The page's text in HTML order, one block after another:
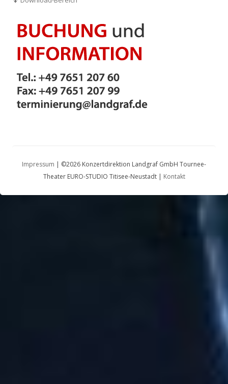
Impressum | ©2026 Konzertdirektion Landgraf GmbH Tournee-
Theater EURO-STUDIO Titisee-Neustadt | Kontakt